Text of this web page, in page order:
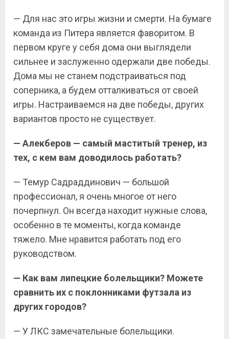
— Для нас это игры жизни и смерти. На бумаге
команда из Питера является фаворитом. В
первом круге у себя дома они выглядели
сильнее и заслуженно одержали две победы.
Дома мы не станем подстраиваться под
соперника, а будем отталкиваться от своей
игры. Настраиваемся на две победы, других
вариантов просто не существует.
— Алекберов — самый маститый тренер, из
тех, с кем вам доводилось работать?
— Темур Садраддинович — большой
профессионал, я очень многое от него
почерпнул. Он всегда находит нужные слова,
особенно в те моменты, когда команде
тяжело. Мне нравится работать под его
руководством.
— Как вам липецкие болельщики? Можете
сравнить их с поклонниками футзала из
других городов?
— У ЛКС замечательные болельщики.